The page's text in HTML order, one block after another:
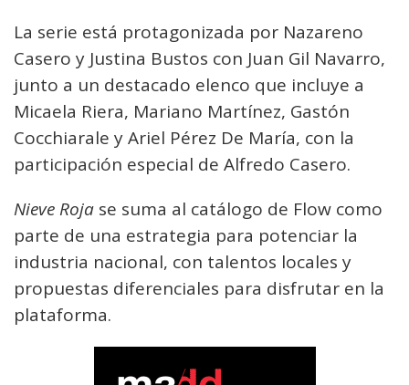
La serie está protagonizada por Nazareno
Casero y Justina Bustos con Juan Gil Navarro,
junto a un destacado elenco que incluye a
Micaela Riera, Mariano Martínez, Gastón
Cocchiarale y Ariel Pérez De María, con la
participación especial de Alfredo Casero.
Nieve Roja se suma al catálogo de Flow como
parte de una estrategia para potenciar la
industria nacional, con talentos locales y
propuestas diferenciales para disfrutar en la
plataforma.